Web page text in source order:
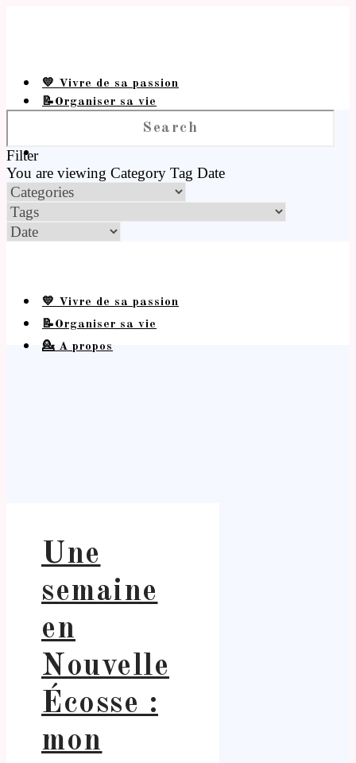
💛 Vivre de sa passion
📝Organiser sa vie
Filter
You are viewing Category Tag Date
💛 Vivre de sa passion
📝Organiser sa vie
💁 A propos
Une
semaine
en
Nouvelle
Écosse :
mon